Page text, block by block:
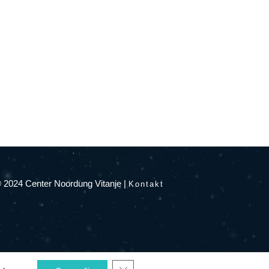
2024 Center Noordung Vitanje | Kontakt